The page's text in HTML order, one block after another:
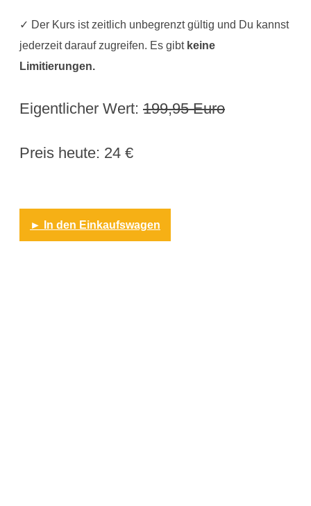
✓ Der Kurs ist zeitlich unbegrenzt gültig und Du kannst
jederzeit darauf zugreifen. Es gibt keine
Limitierungen.
Eigentlicher Wert: 199,95 Euro
Preis heute: 24 €
► In den Einkaufswagen